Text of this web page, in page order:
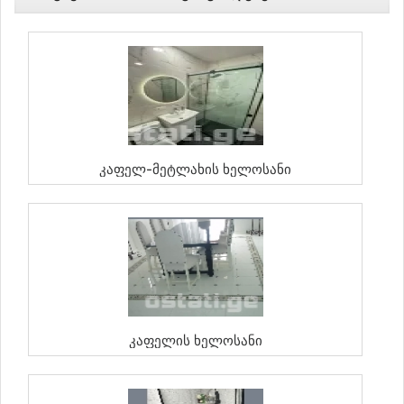
Კაფელ-Მეტლახის Ხელოსანი
Კაფელის Ხელოსანი